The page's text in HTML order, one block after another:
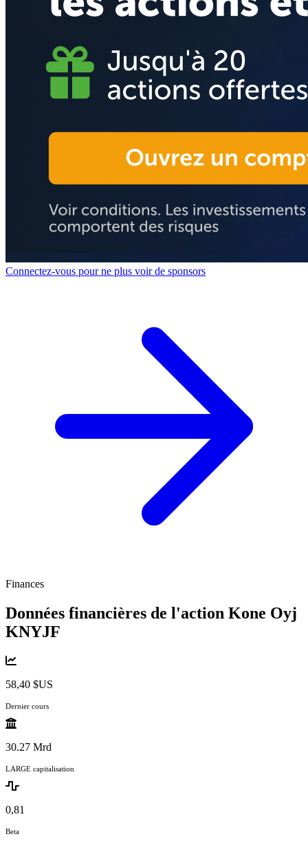
Connectez-vous pour ne plus voir de sponsors
Finances
Données financières de l'action Kone Oyj
KNYJF
58,40 $US
Dernier cours
30.27 Mrd
LARGE capitalisation
0,81
Beta